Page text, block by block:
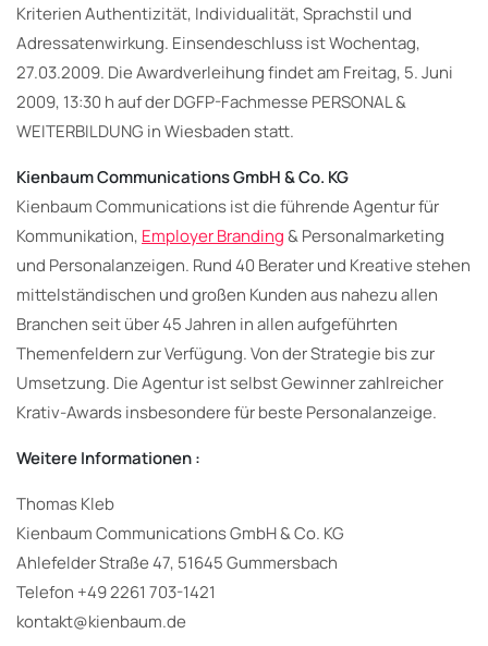
Kriterien Authentizität, Individualität, Sprachstil und
Adressatenwirkung. Einsendeschluss ist Wochentag,
27.03.2009. Die Awardverleihung findet am Freitag, 5. Juni
2009, 13:30 h auf der DGFP-Fachmesse PERSONAL &
WEITERBILDUNG in Wiesbaden statt.
Kienbaum Communications GmbH & Co. KG
Kienbaum Communications ist die führende Agentur für
Kommunikation, Employer Branding& Personalmarketing
und Personalanzeigen. Rund 40 Berater und Kreative stehen
mittelständischen und großen Kunden aus nahezu allen
Branchen seit über 45 Jahren in allen aufgeführten
Themenfeldern zur Verfügung. Von der Strategie bis zur
Umsetzung. Die Agentur ist selbst Gewinner zahlreicher
Krativ-Awards insbesondere für beste Personalanzeige.
Weitere Informationen :
Thomas Kleb
Kienbaum Communications GmbH & Co. KG
Ahlefelder Straße 47, 51645 Gummersbach
Telefon +49 2261 703-1421
kontakt@kienbaum.de